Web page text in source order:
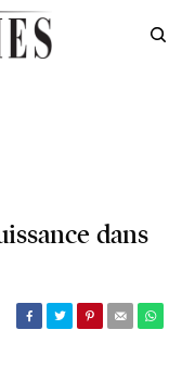
dans